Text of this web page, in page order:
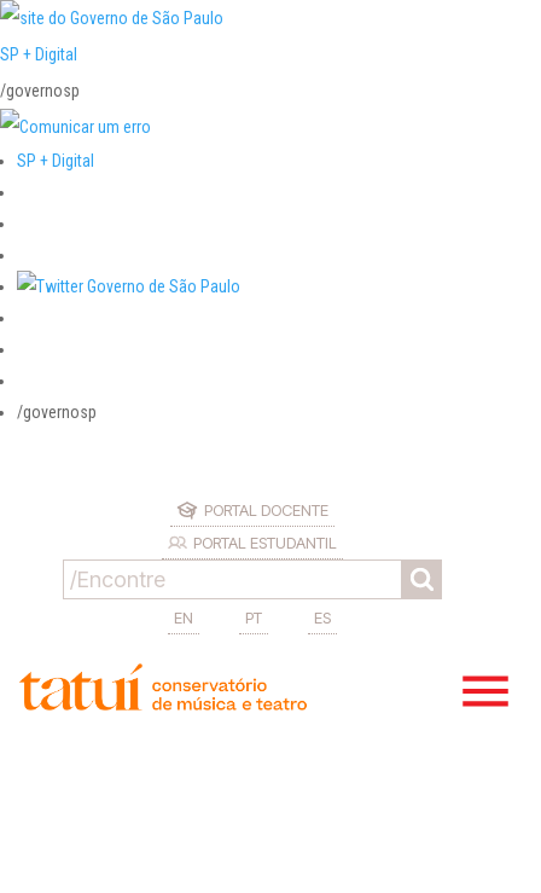
SP + Digital
/governosp
SP + Digital
/governosp
PORTAL DOCENTE
PORTAL ESTUDANTIL
EN PT ES